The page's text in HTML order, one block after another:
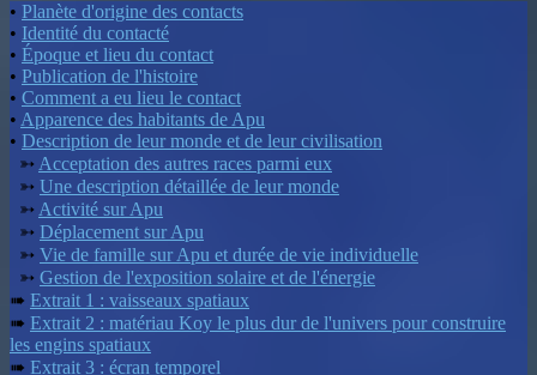
• Planète d'origine des contacts
• Identité du contacté
• Époque et lieu du contact
• Publication de l'histoire
• Comment a eu lieu le contact
• Apparence des habitants de Apu
• Description de leur monde et de leur civilisation
➳ Acceptation des autres races parmi eux
➳ Une description détaillée de leur monde
➳ Activité sur Apu
➳ Déplacement sur Apu
➳ Vie de famille sur Apu et durée de vie individuelle
➳ Gestion de l'exposition solaire et de l'énergie
➠ Extrait 1 : vaisseaux spatiaux
➠ Extrait 2 : matériau Koy le plus dur de l'univers pour construire
les engins spatiaux
➠ Extrait 3 : écran temporel